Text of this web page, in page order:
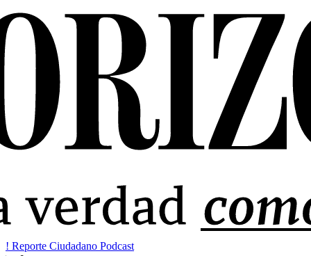
! Reporte Ciudadano Podcast